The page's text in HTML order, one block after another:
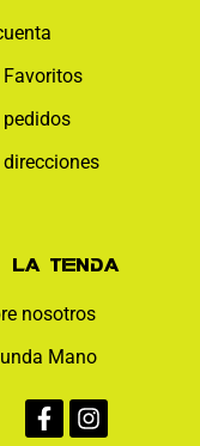
La tienda
nosotros
Mano
f